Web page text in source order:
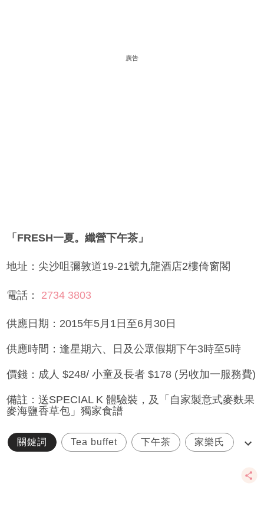
廣告
「 FRESH一夏。纖營下午茶」
地址：尖沙咀彌敦道19-21號九龍酒店2樓倚窗閣
電話： 2734 3803
供應日期：2015年5月1日至6月30日
供應時間：逢星期六、日及公眾假期下午3時至5時
價錢：成人 $248/ 小童及長者 $178 (另收加一服務費)
備註：送SPECIAL K 體驗裝，及「自家製意式麥麩果
麥海鹽香草包」獨家食譜
關鍵詞 Tea buffet 下午茶 家樂氏